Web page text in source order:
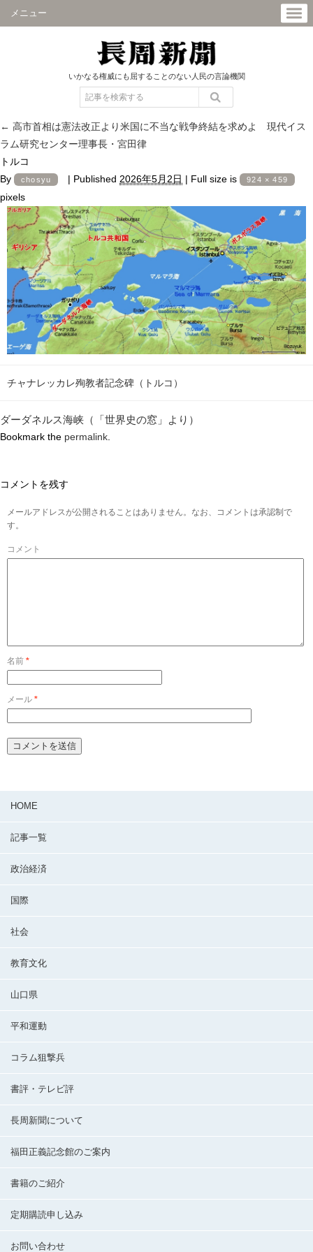
メニュー
いかなる権威にも屈することのない人民の言論機関
← 高市首相は憲法改正より米国に不当な戦争終結を求めよ 現代イス
ラム研究センター理事長・宮田律
トルコ
By
chosyu | Published 2026年5月2日 | Full size is 924 × 459
pixels
チャナレッカレ殉教者記念碑（トルコ）
ダーダネルス海峡（「世界史の窓」より）
Bookmark the permalink.
コメントを残す
メールアドレスが公開されることはありません。なお、コメントは承認制で
す。
コメント
名前 *
メール *
HOME
記事一覧
政治経済
国際
社会
教育文化
山口県
平和運動
コラム狙撃兵
書評・テレビ評
長周新聞について
福田正義記念館のご案内
書籍のご紹介
定期購読申し込み
お問い合わせ